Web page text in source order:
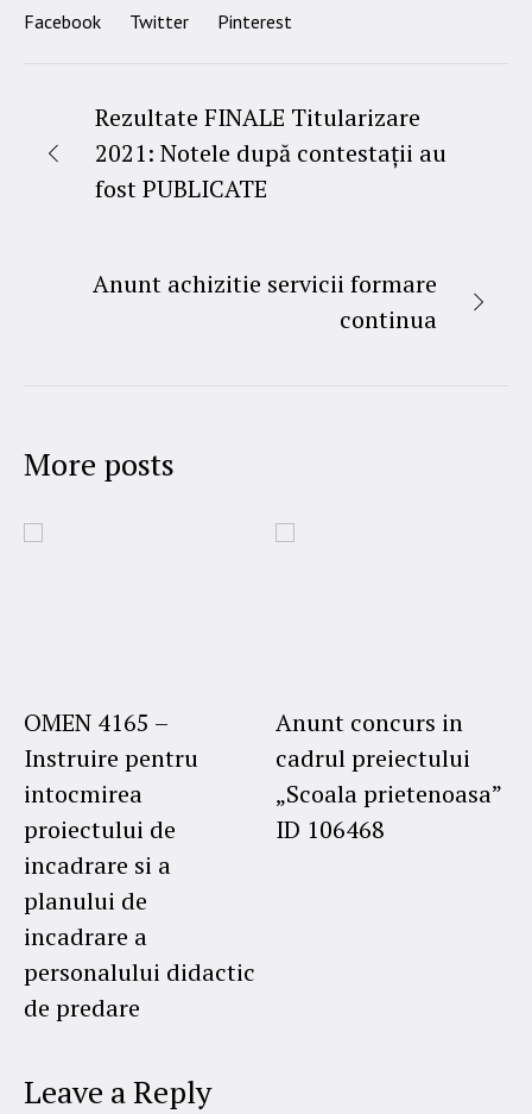
Facebook Twitter Pinterest
Rezultate FINALE Titularizare
2021: Notele după contestații au
fost PUBLICATE
Anunt achizitie servicii formare
continua
More posts
OMEN 4165 –
Instruire pentru
intocmirea
proiectului de
incadrare si a
planului de
incadrare a
personalului didactic
de predare
Anunt concurs in
cadrul preiectului
„Scoala prietenoasa”
ID 106468
Leave a Reply